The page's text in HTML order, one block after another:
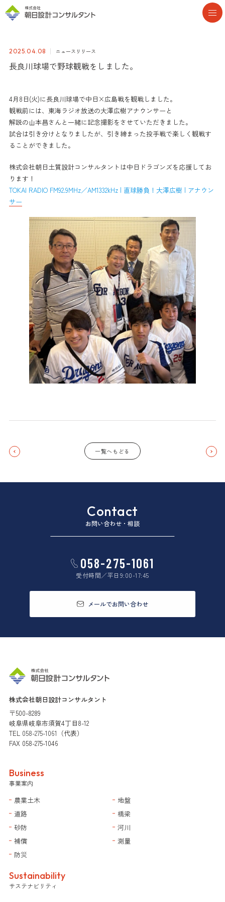
2025.04.08 ニュースリリース
長良川球場で野球観戦をしました。
4月8日(火)に長良川球場で中日×広島戦を観戦しました。
観戦前には、東海ラジオ放送の大澤広樹アナウンサーと
解説の山本昌さんと一緒に記念撮影をさせていただきました。
試合は引き分けとなりましたが、引き締まった投手戦で楽しく観戦す
ることができました。
株式会社朝日土質設計コンサルタントは中日ドラゴンズを応援してお
ります！
TOKAI RADIO FM92.9MHz／AM1332kHz | 直球勝負！大澤広樹 | アナウン
サー
一覧へもどる
Contact
お問い合わせ・相談
058-275-1061
受付時間／平日9:00-17:45
メールでお問い合わせ
株式会社朝日設計コンサルタント
〒500-8289
岐阜県岐阜市須賀4丁目8-12
TEL 058-275-1061 （代表）
FAX 058-275-1046
Business
事業案内
農業土木
地盤
道路
橋梁
砂防
河川
補償
測量
防災
Sustainability
サステナビリティ